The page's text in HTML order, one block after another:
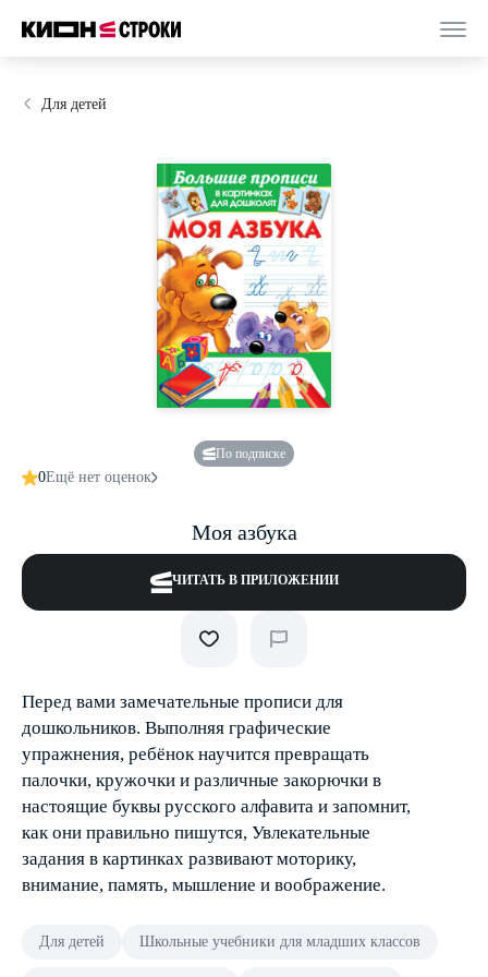
Для детей
По подписке
0Ещё нет оценок
Моя азбука
ЧИТАТЬ В ПРИЛОЖЕНИИ
Перед вами замечательные прописи для
дошкольников. Выполняя графические
упражнения, ребёнок научится превращать
палочки, кружочки и различные закорючки в
настоящие буквы русского алфавита и запомнит,
как они правильно пишутся, Увлекательные
задания в картинках развивают моторику,
внимание, память, мышление и воображение.
Для детей Школьные учебники для младших классов